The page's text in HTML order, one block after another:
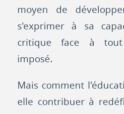
moyen de
s'exprimer à sa
critique face à
imposé.
Mais comment
elle contribuer à